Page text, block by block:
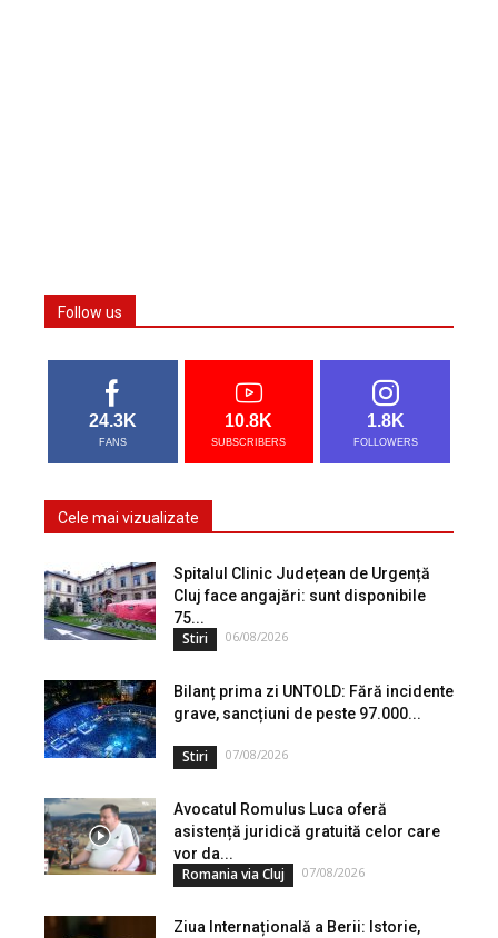
Follow us
24.3K
FANS
10.8K
SUBSCRIBERS
1.8K
FOLLOWERS
Cele mai vizualizate
Spitalul Clinic Județean de Urgență
Cluj face angajări: sunt disponibile
75...
Stiri 06/08/2026
Bilanț prima zi UNTOLD: Fără incidente
grave, sancțiuni de peste 97.000...
Stiri 07/08/2026
Avocatul Romulus Luca oferă
asistență juridică gratuită celor care
vor da...
Romania via Cluj 07/08/2026
Ziua Internațională a Berii: Istorie,